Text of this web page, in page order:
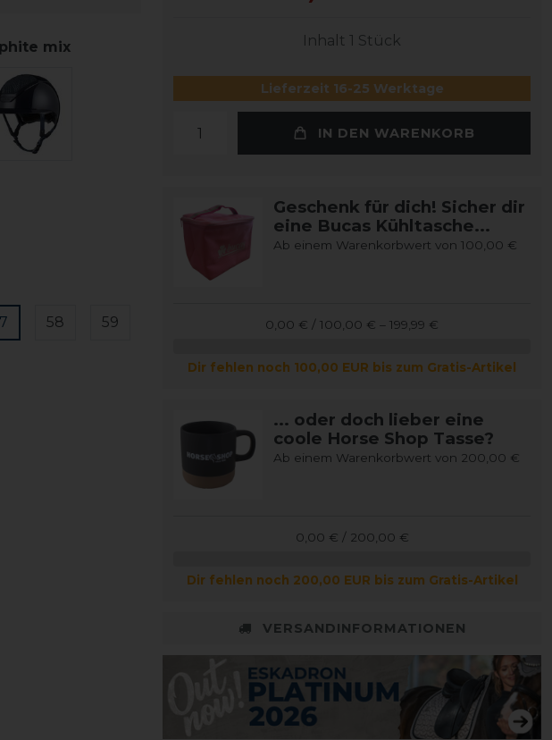
mix
58 59
Inhalt 1 Stück
Lieferzeit 16-25 Werktage
IN DEN WARENKORB
Geschenk für dich! Sicher dir
eine Bucas Kühltasche...
Ab einem Warenkorbwert von 100,00 €
0,00 € / 100,00 € – 199,99 €
Dir fehlen noch 100,00 EUR bis zum Gratis-Artikel
... oder doch lieber eine
coole Horse Shop Tasse?
Ab einem Warenkorbwert von 200,00 €
0,00 € / 200,00 €
Dir fehlen noch 200,00 EUR bis zum Gratis-Artikel
VERSANDINFORMATIONEN